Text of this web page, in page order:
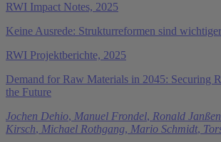
RWI Impact Notes, 2025
Keine Ausrede: Strukturreformen sind
RWI Projektberichte, 2025
Demand for Raw Materials in 2045: Securing
the Future
Jochen Dehio, Manuel Frondel, Ronald
Kirsch, Michael Rothgang, Mario Schmidt,